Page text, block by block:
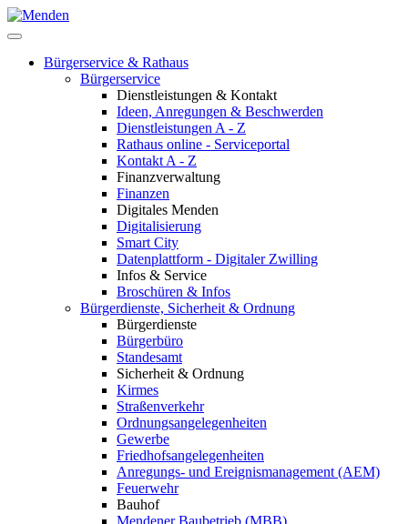
Bürgerservice & Rathaus
Bürgerservice
Dienstleistungen & Kontakt
Ideen, Anregungen & Beschwerden
Dienstleistungen A - Z
Rathaus online - Serviceportal
Kontakt A - Z
Finanzverwaltung
Finanzen
Digitales Menden
Digitalisierung
Smart City
Datenplattform - Digitaler Zwilling
Infos & Service
Broschüren & Infos
Bürgerdienste, Sicherheit & Ordnung
Bürgerdienste
Bürgerbüro
Standesamt
Sicherheit & Ordnung
Kirmes
Straßenverkehr
Ordnungsangelegenheiten
Gewerbe
Friedhofsangelegenheiten
Anregungs- und Ereignismanagement (AEM)
Feuerwehr
Bauhof
Mendener Baubetrieb (MBB)